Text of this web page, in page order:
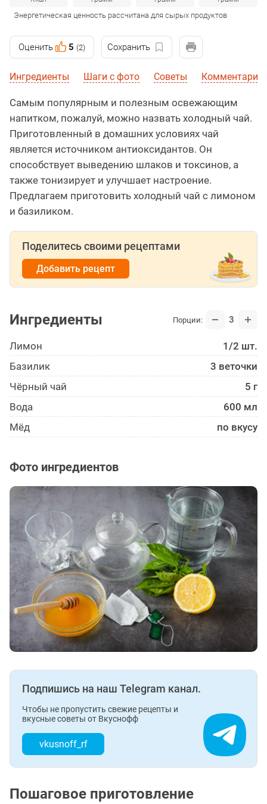
Энергетическая ценность рассчитана для сырых продуктов
Оценить 5 (2) Сохранить
Ингредиенты Шаги с фото Советы Комментарии
Самым популярным и полезным освежающим
напитком, пожалуй, можно назвать холодный чай.
Приготовленный в домашних условиях чай
является источником антиоксидантов. Он
способствует выведению шлаков и токсинов, а
также тонизирует и улучшает настроение.
Предлагаем приготовить холодный чай с лимоном
и базиликом.
Поделитесь своими рецептами
Добавить рецепт
Ингредиенты Порции: 3
Лимон
1/2 шт.
Базилик
3 веточки
Чёрный чай
5 г
Вода
600 мл
Мёд
по вкусу
Фото ингредиентов
Подпишись на наш Telegram канал.
Чтобы не пропустить свежие рецепты и
вкусные советы от Вкуснофф
vkusnoff_rf
Пошаговое приготовление